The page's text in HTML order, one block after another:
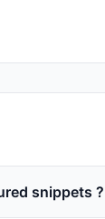
snippets ?